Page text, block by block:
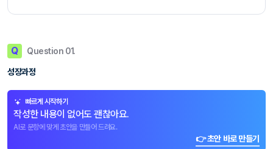
Q Question 01.
성장과정
빠르게 시작하기
작성한 내용이 없어도 괜찮아요.
AI로 문항에 맞게 초안을 만들어 드려요.
👉 초안 바로 만들기